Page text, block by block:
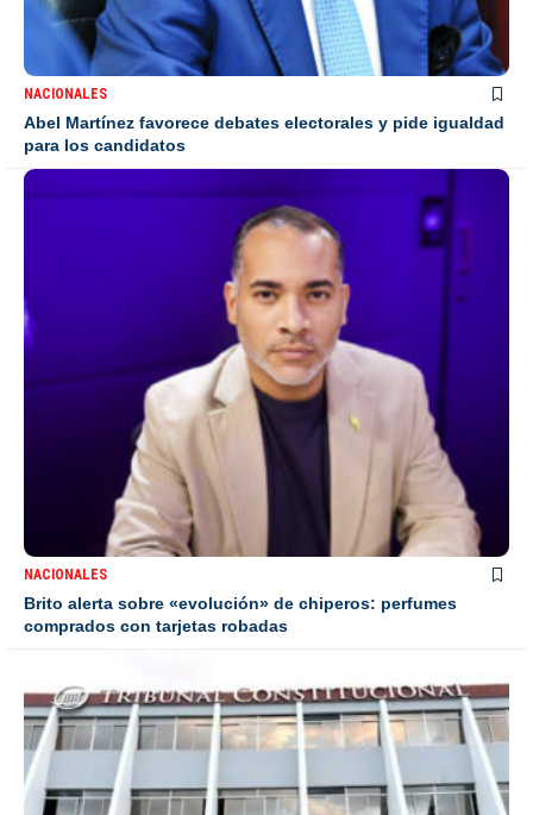
NACIONALES
Abel Martínez favorece debates electorales y pide igualdad
para los candidatos
NACIONALES
Brito alerta sobre «evolución» de chiperos: perfumes
comprados con tarjetas robadas